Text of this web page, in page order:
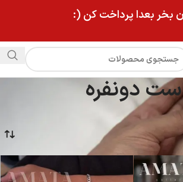
بخر بعدا پرداخت کن (:
ست دونفره